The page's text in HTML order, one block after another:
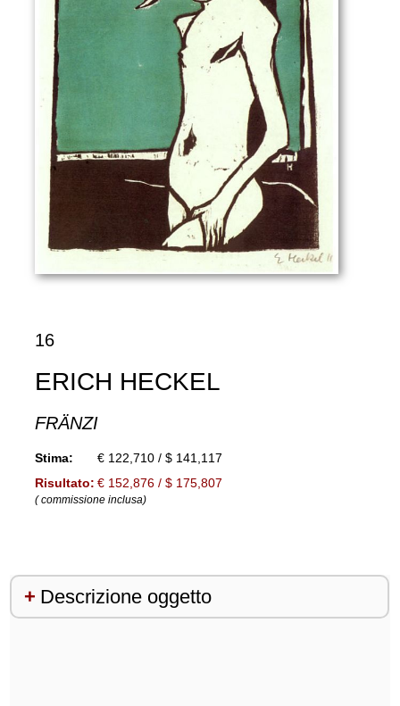
16
ERICH HECKEL
FRÄNZI
Stima:
€ 122,710 / $ 141,117
Risultato: € 152,876 / $ 175,807
( commissione inclusa)
Descrizione oggetto